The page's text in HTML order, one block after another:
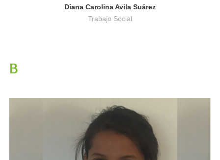
Diana Carolina Avila Suárez
Trabajo Social
B